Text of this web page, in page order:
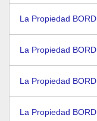
La Propiedad
La Propiedad
La Propiedad
La Propiedad